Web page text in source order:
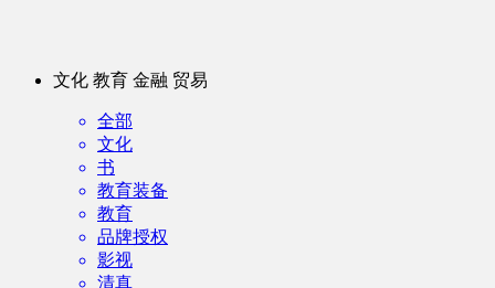
文化 教育 金融 贸易
全部
文化
书
教育装备
教育
品牌授权
影视
清真